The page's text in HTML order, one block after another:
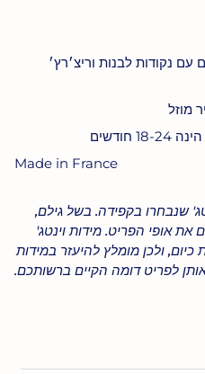
עם נקודות לבנות וריצ׳רץ׳
מוזל
Made in France
שנבחרו בקפידה. בשל גילם,
את אופי הפריט. מידות וינטג'
כיום, ולכן מומלץ להיעזר במידות
לפריט דומה הקיים ברשותכם.